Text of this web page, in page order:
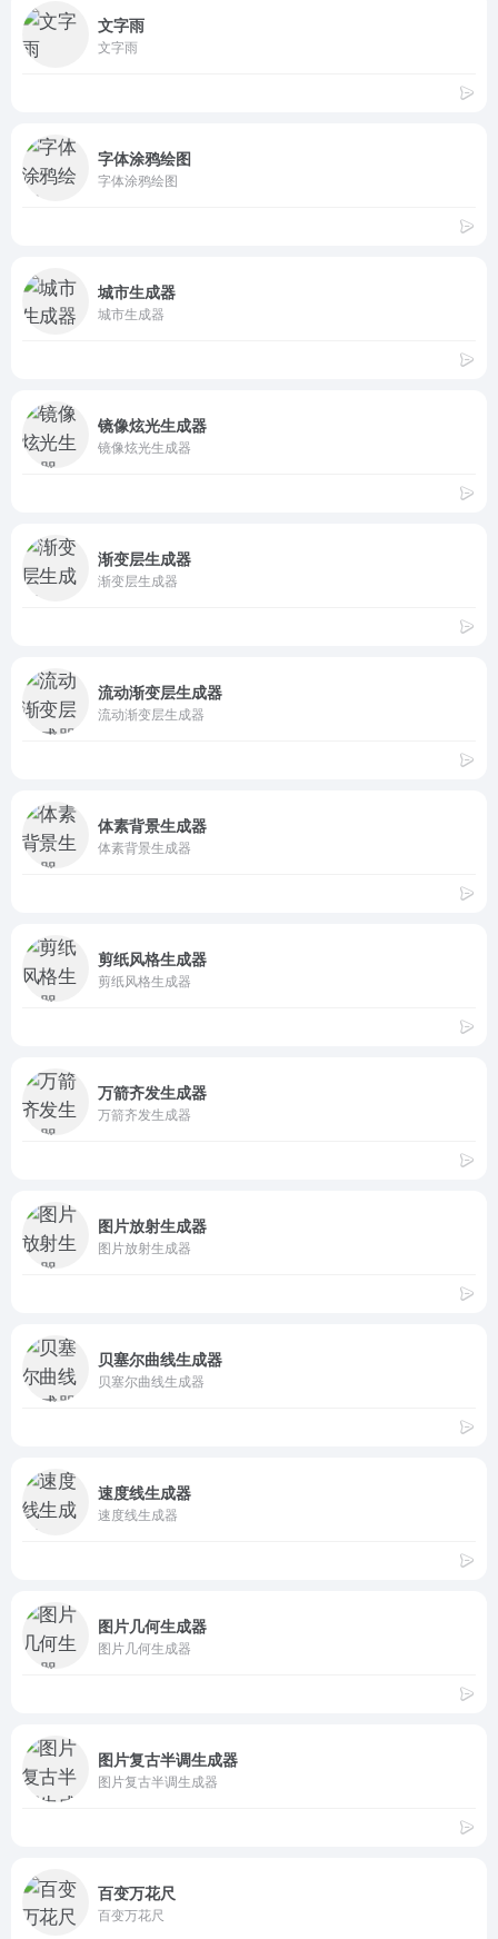
文字雨
文字雨
字体涂鸦绘图
字体涂鸦绘图
城市生成器
城市生成器
镜像炫光生成器
镜像炫光生成器
渐变层生成器
渐变层生成器
流动渐变层生成器
流动渐变层生成器
体素背景生成器
体素背景生成器
剪纸风格生成器
剪纸风格生成器
万箭齐发生成器
万箭齐发生成器
图片放射生成器
图片放射生成器
贝塞尔曲线生成器
贝塞尔曲线生成器
速度线生成器
速度线生成器
图片几何生成器
图片几何生成器
图片复古半调生成器
图片复古半调生成器
百变万花尺
百变万花尺